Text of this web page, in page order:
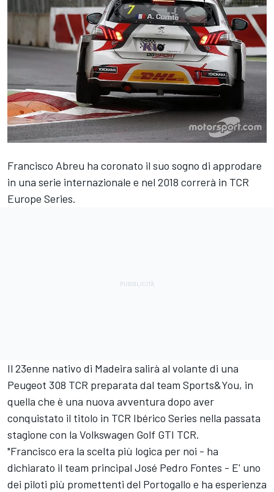
Francisco Abreu ha coronato il suo sogno di approdare
in una serie internazionale e nel 2018 correrà in TCR
Europe Series.
Il 23enne nativo di Madeira salirà al volante di una
Peugeot 308 TCR preparata dal team Sports&You, in
quella che è una nuova avventura dopo aver
conquistato il titolo in TCR Ibérico Series nella passata
stagione con la Volkswagen Golf GTI TCR.
"Francisco era la scelta più logica per noi - ha
dichiarato il team principal José Pedro Fontes - E' uno
dei piloti più promettenti del Portogallo e ha esperienza